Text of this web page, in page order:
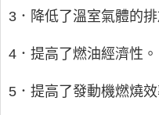
3．降低了溫室氣體的排
4．提高了燃油經濟性。
5．提高了發動機燃燒效